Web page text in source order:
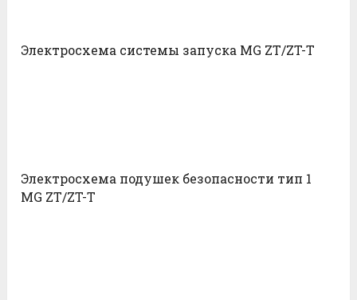
Электросхема системы запуска MG ZT/ZT-T
Электросхема подушек безопасности тип 1
MG ZT/ZT-T